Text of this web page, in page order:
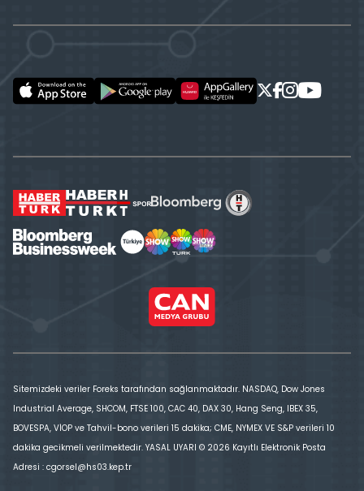
Sitemizdeki veriler Foreks tarafından sağlanmaktadır. NASDAQ, Dow Jones
Industrial Average, SHCOM, FTSE 100, CAC 40, DAX 30, Hang Seng, IBEX 35,
BOVESPA, VİOP ve Tahvil-bono verileri 15 dakika; CME, NYMEX VE S&P verileri 10
dakika gecikmeli verilmektedir. YASAL UYARI © 2026 Kayıtlı Elektronik Posta
Adresi : cgorsel@hs03.kep.tr